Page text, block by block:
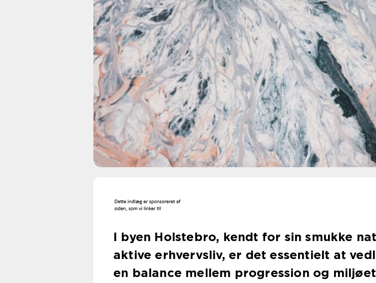
I byen Holstebro, kendt for sin smukke
aktive erhvervsliv, er det essentielt at
en balance mellem progression og